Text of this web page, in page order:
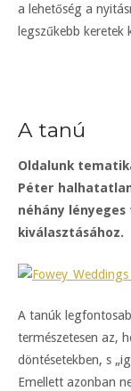
a lehetőség a
legszűkebb keretek
A tanú
Oldalunk
Péter
néhány
kiválasztásához.
A tanúk
természetesen az,
döntésetekben, s
Emellett azonban